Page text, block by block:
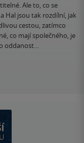
Ale to, co se
Hal jsou tak rozdílní, jak
cestou, zatímco
co mají společného, je
oddanost…